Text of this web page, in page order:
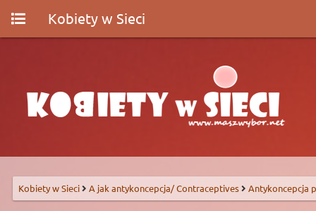
Kobiety w Sieci
Kobiety w Sieci A jak antykoncepcja/ Contraceptives Antykoncepcja